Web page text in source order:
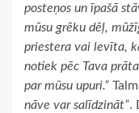
posteņos un īpašā
mūsu grēku dēļ,
priestera vai levīta,
notiek pēc Tava
par mūsu upuri.”
nāve var salīdzināt”.